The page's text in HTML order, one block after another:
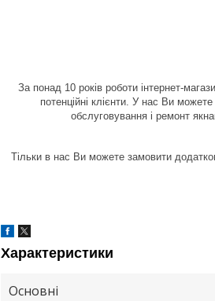
За понад 10 років роботи інтернет-
потенційні клієнти. У нас Ви
обслуговування і ремонт
Тільки в нас Ви можете замовити
Характеристики
Основні